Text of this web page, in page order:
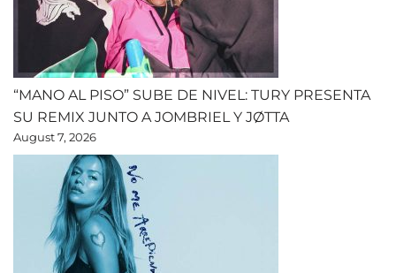
“MANO AL PISO” SUBE DE NIVEL: TURY PRESENTA
SU REMIX JUNTO A JOMBRIEL Y JØTTA
August 7, 2026